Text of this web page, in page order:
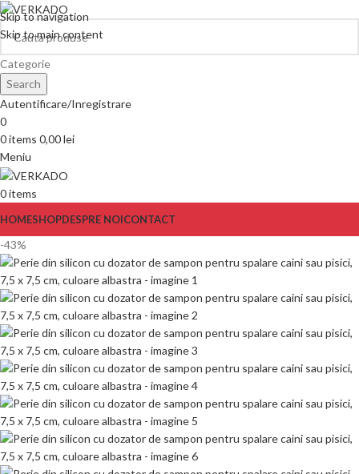
Skip to navigation
Skip to main content
Categorie
Search
Autentificare/Inregistrare
0
0items 0,00lei
Meniu
0items
HOMESHOPDESPRE NOICONTACT
-43%